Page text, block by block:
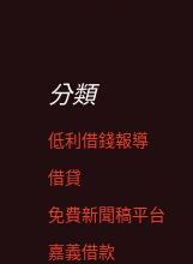
分類
低利借錢報導
借貸
免費新聞稿平台
嘉義借款